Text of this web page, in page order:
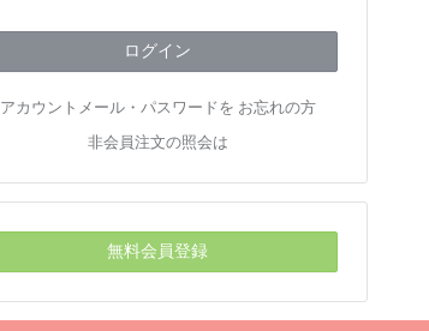
ログイン
アカウントメール・パスワードを お忘れの方
非会員注文の照会は
無料会員登録